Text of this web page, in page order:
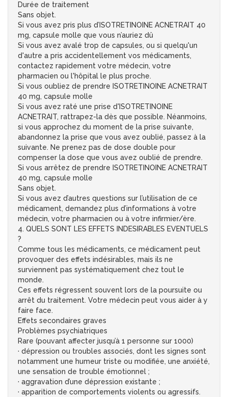
Durée de traitement
Sans objet.
Si vous avez pris plus d’ISOTRETINOINE ACNETRAIT 40
mg, capsule molle que vous n’auriez dû
Si vous avez avalé trop de capsules, ou si quelqu'un
d'autre a pris accidentellement vos médicaments,
contactez rapidement votre médecin, votre
pharmacien ou l'hôpital le plus proche.
Si vous oubliez de prendre ISOTRETINOINE ACNETRAIT
40 mg, capsule molle
Si vous avez raté une prise d'ISOTRETINOINE
ACNETRAIT, rattrapez-la dès que possible. Néanmoins,
si vous approchez du moment de la prise suivante,
abandonnez la prise que vous avez oublié, passez à la
suivante. Ne prenez pas de dose double pour
compenser la dose que vous avez oublié de prendre.
Si vous arrêtez de prendre ISOTRETINOINE ACNETRAIT
40 mg, capsule molle
Sans objet.
Si vous avez d’autres questions sur l’utilisation de ce
médicament, demandez plus d’informations à votre
médecin, votre pharmacien ou à votre infirmier/ère.
4. QUELS SONT LES EFFETS INDESIRABLES EVENTUELS
?
Comme tous les médicaments, ce médicament peut
provoquer des effets indésirables, mais ils ne
surviennent pas systématiquement chez tout le
monde.
Ces effets régressent souvent lors de la poursuite ou
arrêt du traitement. Votre médecin peut vous aider à y
faire face.
Effets secondaires graves
Problèmes psychiatriques
Rare (pouvant affecter jusqu’à 1 personne sur 1000)
· dépression ou troubles associés, dont les signes sont
notamment une humeur triste ou modifiée, une anxiété,
une sensation de trouble émotionnel ;
· aggravation d’une dépression existante ;
· apparition de comportements violents ou agressifs.